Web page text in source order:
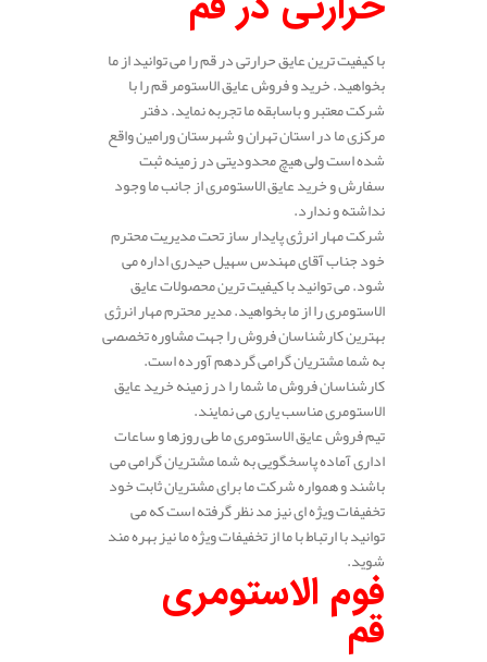
با کیفیت ترین عایق حرارتی در قم را می توانید از ما
بخواهید. خرید و فروش عایق الاستومر قم را با
شرکت معتبر و باسابقه ما تجربه نماید. دفتر
مرکزی ما در استان تهران و شهرستان ورامین واقع
شده است ولی هیچ محدودیتی در زمینه ثبت
سفارش و خرید عایق الاستومری از جانب ما وجود
نداشته و ندارد.
شرکت مهار انرژی پایدار ساز تحت مدیریت محترم
خود جناب آقای مهندس سهیل حیدری اداره می
شود. می توانید با کیفیت ترین محصولات عایق
الاستومری را از ما بخواهید. مدیر محترم مهار انرژی
بهترین کارشناسان فروش را جهت مشاوره تخصصی
به شما مشتریان گرامی گردهم آورده است.
کارشناسان فروش ما شما را در زمینه خرید عایق
الاستومری مناسب یاری می نمایند.
تیم فروش عایق الاستومری ما طی روزها و ساعات
اداری آماده پاسخگویی به شما مشتریان گرامی می
باشند و همواره شرکت ما برای مشتریان ثابت خود
تخفیفات ویژه ای نیز مد نظر گرفته است که می
توانید با ارتباط با ما از تخفیفات ویژه ما نیز بهره مند
شوید.
فوم الاستومری
قم